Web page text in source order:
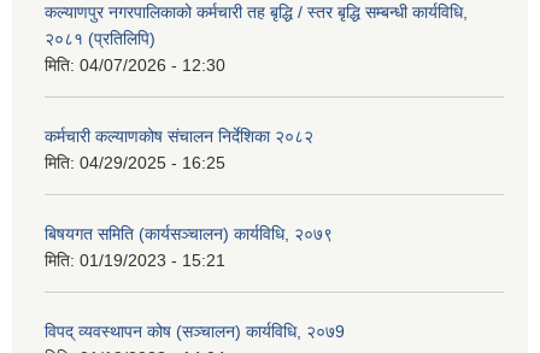
कल्याणपुर नगरपालिकाको कर्मचारी तह बृद्धि / स्तर बृद्धि सम्बन्धी कार्यविधि,
२०८१ (प्रतिलिपि)
मिति: 04/07/2026 - 12:30
कर्मचारी कल्याणकोष संचालन निर्देशिका २०८२
मिति: 04/29/2025 - 16:25
बिषयगत समिति (कार्यसञ्चालन) कार्यविधि, २०७९
मिति: 01/19/2023 - 15:21
विपद् व्यवस्थापन कोष (सञ्चालन) कार्यविधि, २०७9